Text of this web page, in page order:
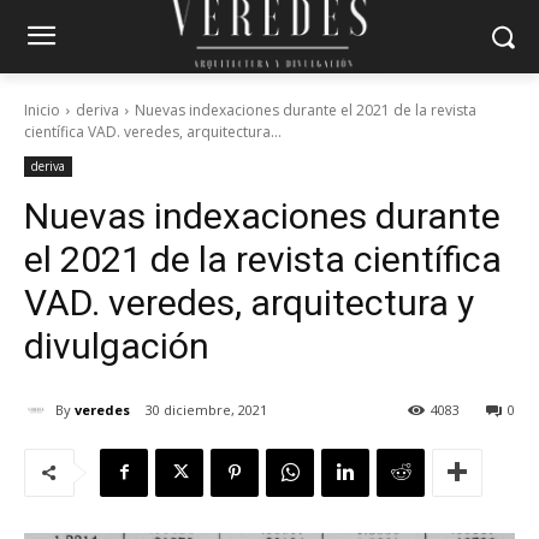
Inicio deriva
Nuevas indexaciones durante el 2021 de la revista
científica VAD. veredes, arquitectura...
deriva
Nuevas indexaciones durante
el 2021 de la revista científica
VAD. veredes, arquitectura y
divulgación
By veredes 30 diciembre, 2021 0
4083